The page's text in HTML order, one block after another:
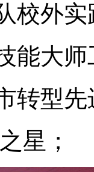
校外
能大师
转型
星；